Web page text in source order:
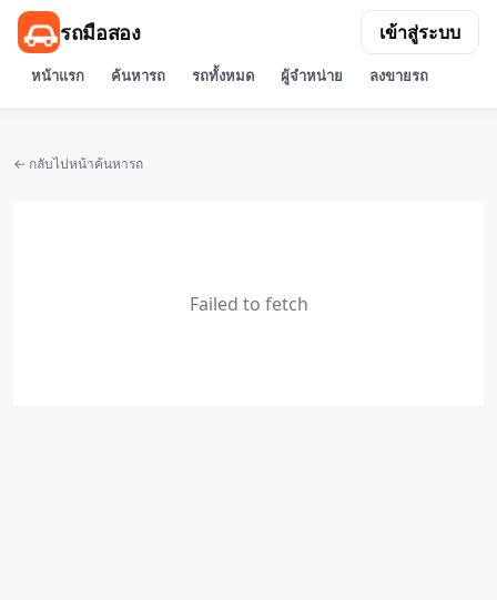
รถมือสอง
หน้าแรก ค้นหารถ รถทั้งหมด ผู้จำหน่าย ลงขายรถ
เข้าสู่ระบบ
← กลับไปหน้าค้นหารถ
Failed to fetch